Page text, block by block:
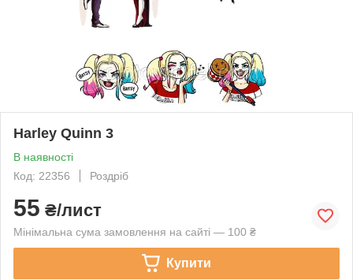
Harley Quinn 3
В наявності
Код: 22356
Роздріб
55 ₴/лист
Мінімальна сума замовлення на сайті — 100 ₴
Купити